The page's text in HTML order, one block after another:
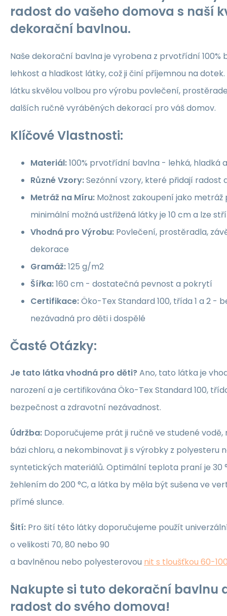
radost do vašeho domova s naší
dekorační bavlnou.
Naše dekorační bavlna je vyrobena z prvotřídní 100%
lehkost a hladkost látky, což ji činí příjemnou na
látku skvělou volbou pro výrobu povlečení,
dalších ručně vyráběných dekorací pro váš domov.
Klíčové Vlastnosti:
Materiál:100% prvotřídní bavlna - lehká, hladká
Různé Vzory:Sezónní vzory, které přidají radost
Metráž na Míru: Možnost zakoupení jako
minimální možná ustřižená látky je 10 cm a lze
Vhodná pro Výrobu: Povlečení, prostěradla,
dekorace
Gramáž:125 g/m2
Šířka:160 cm - dostatečná pevnost a pokrytí
Certifikace:Öko-Tex Standard 100, třída 1 a 2 -
nezávadná pro děti i dospělé
Časté Otázky:
Je tato látka vhodná pro děti?Ano, tato látka je
narození a je certifikována Öko-Tex Standard 100,
bezpečnost a zdravotní nezávadnost.
Údržba: Doporučujeme prát ji ručně ve studené
bázi chloru, a nekombinovat ji s výrobky z polyesteru
syntetických materiálů. Optimální teplota praní je 30
žehlením do 200 °C, a látka by měla být sušena ve
přímé slunce.
Šití: Pro šití této látky doporučujeme použít
o velikosti 70, 80 nebo 90
a bavlněnou nebo polyesterovou nit s tloušťkou 60-
Nakupte si tuto dekorační bavlnu
radost do svého domova!